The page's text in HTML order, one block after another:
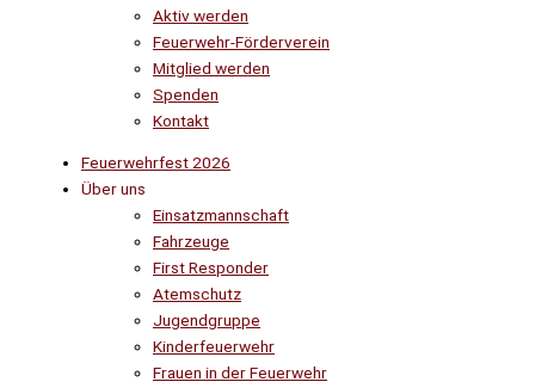
Aktiv werden
Feuerwehr-Förderverein
Mitglied werden
Spenden
Kontakt
Feuerwehrfest 2026
Über uns
Einsatzmannschaft
Fahrzeuge
First Responder
Atemschutz
Jugendgruppe
Kinderfeuerwehr
Frauen in der Feuerwehr